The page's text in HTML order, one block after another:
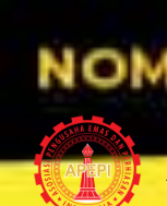
Sat.August 8 ,